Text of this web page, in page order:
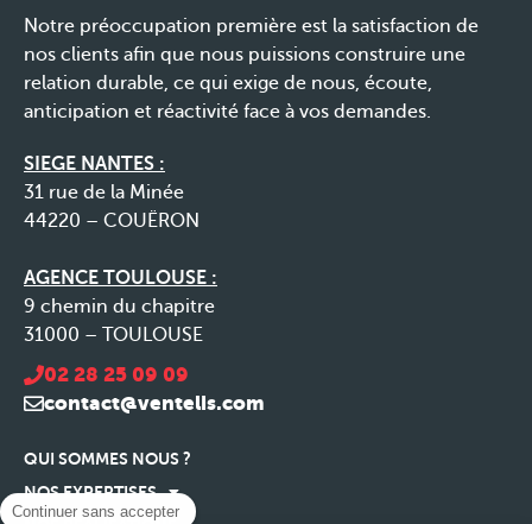
Notre préoccupation première est la satisfaction de
nos clients afin que nous puissions construire une
relation durable, ce qui exige de nous, écoute,
anticipation et réactivité face à vos demandes.
SIEGE NANTES :
31 rue de la Minée
44220 – COUËRON
AGENCE TOULOUSE :
9 chemin du chapitre
31000 – TOULOUSE
02 28 25 09 09
contact@ventelis.com
QUI SOMMES NOUS ?
NOS EXPERTISES
Continuer sans accepter